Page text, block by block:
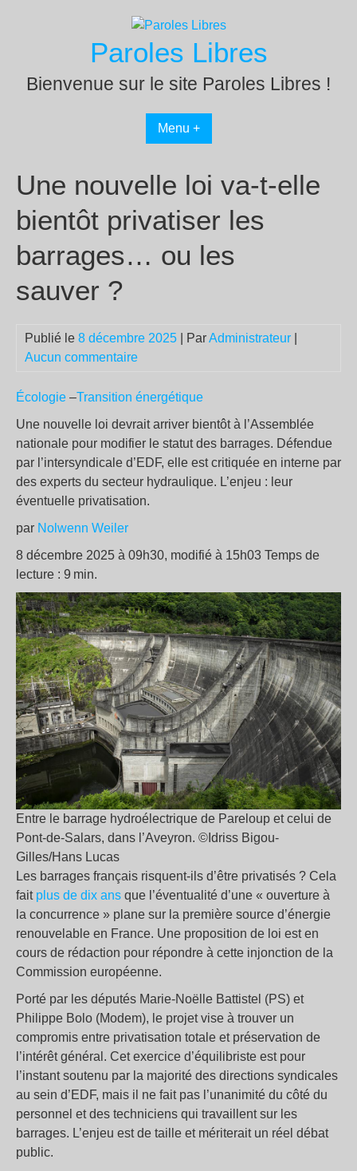
Paroles Libres
Bienvenue sur le site Paroles Libres !
Menu +
Une nouvelle loi va-t-elle
bientôt privatiser les
barrages… ou les
sauver ?
Publié le 8 décembre 2025 | ParAdministrateur
Aucun commentaire
Écologie –Transition énergétique
Une nouvelle loi devrait arriver bientôt à l’Assemblée
nationale pour modifier le statut des barrages. Défendue
par l’intersyndicale d’EDF, elle est critiquée en interne par
des experts du secteur hydraulique. L’enjeu : leur
éventuelle privatisation.
par Nolwenn Weiler
8 décembre 2025 à 09h30, modifié à 15h03 Temps de
lecture : 9 min.
Entre le barrage hydroélectrique de Pareloup et celui de
Pont-de-Salars, dans l’Aveyron. ©Idriss Bigou-
Gilles/Hans Lucas
Les barrages français risquent-ils d’être privatisés ? Cela
fait plus de dix ans que l’éventualité d’une « ouverture à
la concurrence » plane sur la première source d’énergie
renouvelable en France. Une proposition de loi est en
cours de rédaction pour répondre à cette injonction de la
Commission européenne.
Porté par les députés Marie-Noëlle Battistel (PS) et
Philippe Bolo (Modem), le projet vise à trouver un
compromis entre privatisation totale et préservation de
l’intérêt général. Cet exercice d’équilibriste est pour
l’instant soutenu par la majorité des directions syndicales
au sein d’EDF, mais il ne fait pas l’unanimité du côté du
personnel et des techniciens qui travaillent sur les
barrages. L’enjeu est de taille et mériterait un réel débat
public.